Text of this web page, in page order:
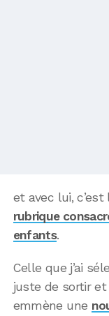
et avec lui,
rubrique
enfants.
Celle que j’ai
juste de sortir et
emmène une